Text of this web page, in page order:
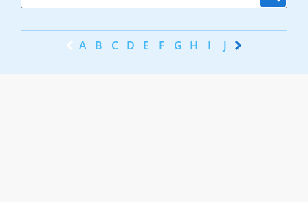
A B C D E F G H I J K